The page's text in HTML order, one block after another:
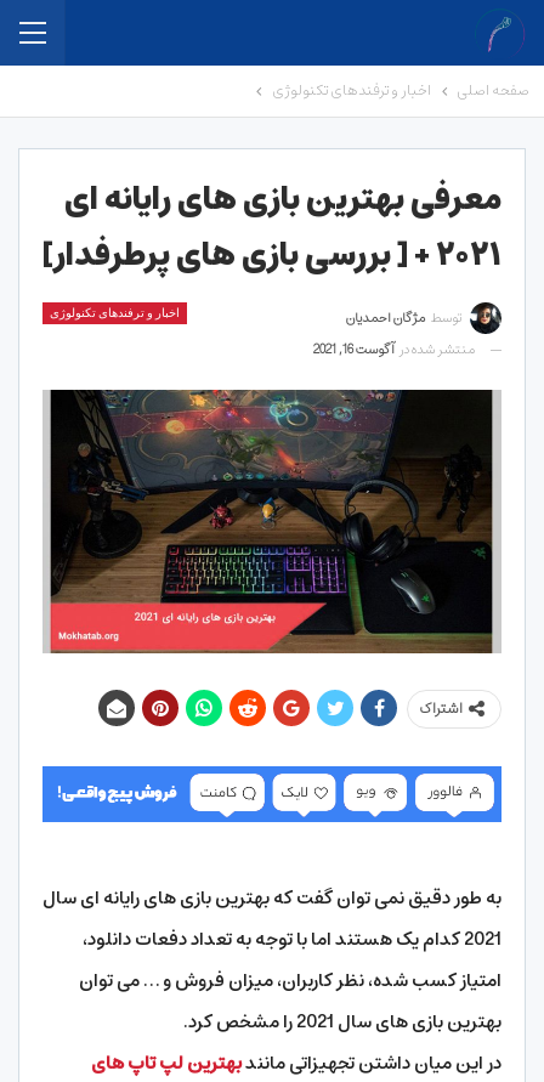
صفحه اصلی اخبار و ترفندهای تکنولوژی
معرفی بهترین بازی های رایانه ای
۲۰۲۱ + [ بررسی بازی های پرطرفدار]
اخبار و ترفندهای تکنولوژی توسط مژگان احمدیان
منتشر شده در آگوست 16, 2021
اشتراک
به طور دقیق نمی توان گفت که بهترین بازی های رایانه ای سال
2021 کدام یک هستند اما با توجه به تعداد دفعات دانلود،
امتیاز کسب شده، نظر کاربران، میزان فروش و … می توان
بهترین بازی های سال 2021 را مشخص کرد.
در این میان داشتن تجهیزاتی مانندبهترین لپ تاپ های